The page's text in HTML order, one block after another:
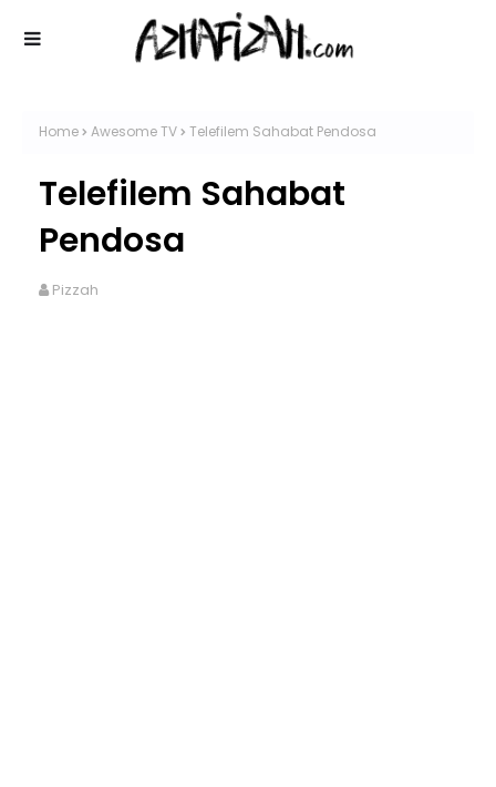
Home Awesome TV Telefilem Sahabat Pendosa
Telefilem Sahabat
Pendosa
Pizzah